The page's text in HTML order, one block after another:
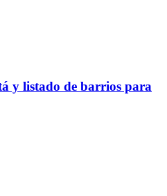
y listado de barrios para